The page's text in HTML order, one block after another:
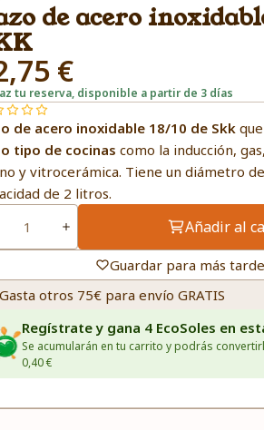
de acero
€
tu reserva, disponible a partir de 3 días
de acero inoxidable 18/10 de Skk
tipo de cocinas como la inducción,
y vitrocerámica. Tiene un diámetro
de 2 litros.
Añadir al
Guardar para más tarde
Gasta otros 75€ para envío GRATIS
Regístrate y gana 4 EcoSoles en
Se acumularán en tu carrito y podrás
0,40 €